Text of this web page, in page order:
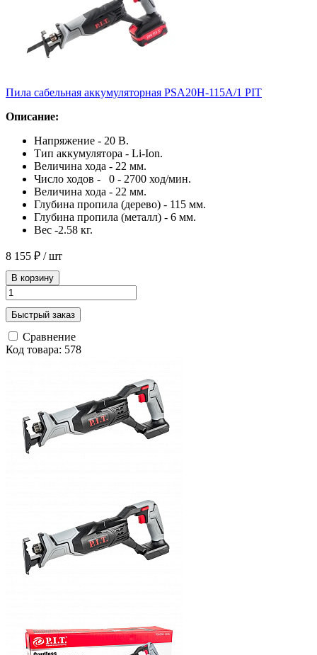
Пила сабельная аккумуляторная PSA20H-115A/1 PIT
Описание:
Напряжение - 20 В.
Тип аккумулятора - Li-Ion.
Величина хода - 22 мм.
Число ходов - 0 - 2700 ход/мин.
Величина хода - 22 мм.
Глубина пропила (дерево) - 115 мм.
Глубина пропила (металл) - 6 мм.
Вес -2.58 кг.
8 155 ₽ / шт
В корзину
Быстрый заказ
Сравнение
Код товара: 578